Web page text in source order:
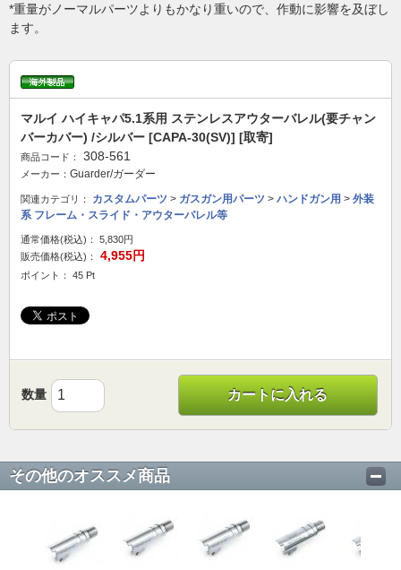
*重量がノーマルパーツよりもかなり重いので、作動に影響を及ぼし
ます。
マルイ ハイキャパ5.1系用 ステンレスアウターバレル(要チャン
バーカバー) /シルバー [CAPA-30(SV)] [取寄]
商品コード： 308-561
メーカー： Guarder/ガーダー
関連カテゴリ： カスタムパーツ > ガスガン用パーツ > ハンドガン用 > 外装
系 フレーム・スライド・アウターバレル等
通常価格(税込)：
5,830円
販売価格(税込)：
4,955円
ポイント： 45 Pt
数量 カートに入れる
その他のオススメ商品